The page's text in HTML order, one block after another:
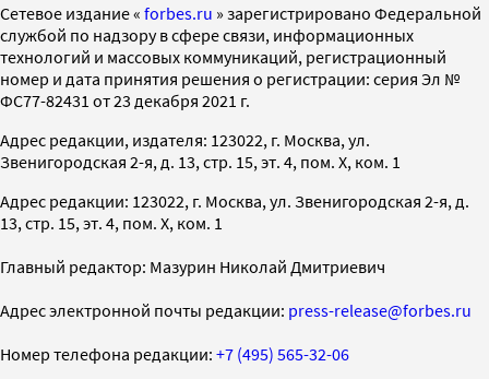
Cетевое издание « forbes.ru » зарегистрировано Федеральной
службой по надзору в сфере связи, информационных
технологий и массовых коммуникаций, регистрационный
номер и дата принятия решения о регистрации: серия Эл №
ФС77-82431 от 23 декабря 2021 г.
Адрес редакции, издателя: 123022, г. Москва, ул.
Звенигородская 2-я, д. 13, стр. 15, эт. 4, пом. X, ком. 1
Адрес редакции: 123022, г. Москва, ул. Звенигородская 2-я, д.
13, стр. 15, эт. 4, пом. X, ком. 1
Главный редактор: Мазурин Николай Дмитриевич
Адрес электронной почты редакции: press-release@forbes.ru
Номер телефона редакции: +7 (495) 565-32-06